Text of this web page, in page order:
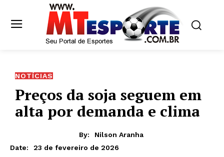
NOTÍCIAS
Preços da soja seguem em
alta por demanda e clima
By:
Nilson Aranha
Date:
23 de fevereiro de 2026